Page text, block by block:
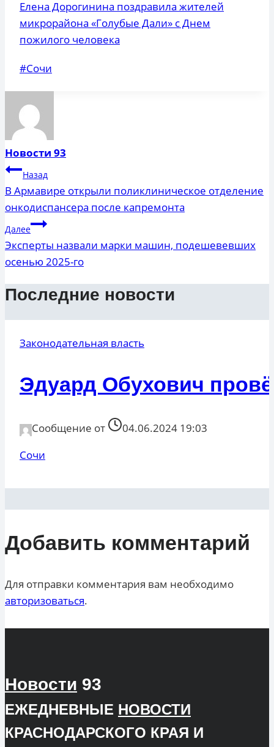
Елена Дорогинина поздравила жителей
микрорайона «Голубые Дали» с Днем
пожилого человека
Метки
#Сочи
Новости 93
Навигация
по
записям
Назад
В Армавире открыли поликлиническое отделение
онкодиспансера после капремонта
Далее
Эксперты назвали марки машин, подешевевших
осенью 2025-го
Последние новости
Законодательная власть
Эдуард Обухович
Сообщение от
04.06.2024 19:03
Сочи
Добавить комментарий
Для отправки комментария вам необходимо
авторизоваться.
Новости 93
ЕЖЕДНЕВНЫЕ НОВОСТИ
КРАСНОДАРСКОГО КРАЯ И